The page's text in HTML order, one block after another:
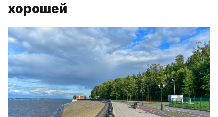
хорошей